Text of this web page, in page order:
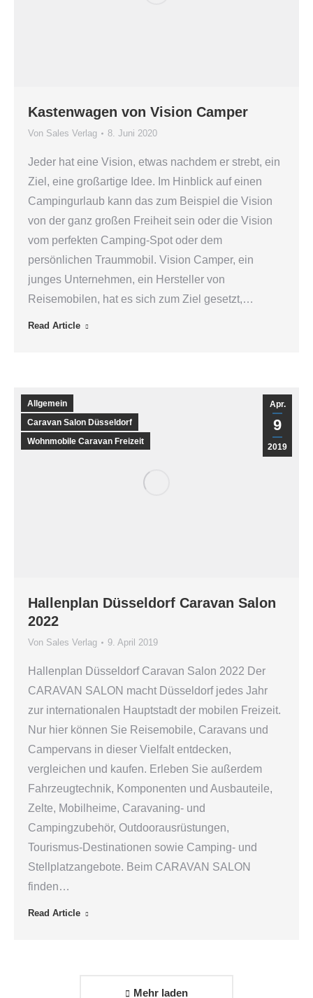
Kastenwagen von Vision Camper
Von Sales Verlag 8. Juni 2020
Jeder hat eine Vision, etwas nachdem er strebt, ein
Ziel, eine großartige Idee. Im Hinblick auf einen
Campingurlaub kann das zum Beispiel die Vision
von der ganz großen Freiheit sein oder die Vision
vom perfekten Camping-Spot oder dem
persönlichen Traummobil. Vision Camper, ein
junges Unternehmen, ein Hersteller von
Reisemobilen, hat es sich zum Ziel gesetzt,…
Read Article
Apr.
9
2019
Allgemein
Caravan Salon Düsseldorf
Wohnmobile Caravan Freizeit
Hallenplan Düsseldorf Caravan Salon
2022
Von Sales Verlag 9. April 2019
Hallenplan Düsseldorf Caravan Salon 2022 Der
CARAVAN SALON macht Düsseldorf jedes Jahr
zur internationalen Hauptstadt der mobilen Freizeit.
Nur hier können Sie Reisemobile, Caravans und
Campervans in dieser Vielfalt entdecken,
vergleichen und kaufen. Erleben Sie außerdem
Fahrzeugtechnik, Komponenten und Ausbauteile,
Zelte, Mobilheime, Caravaning- und
Campingzubehör, Outdoorausrüstungen,
Tourismus-Destinationen sowie Camping- und
Stellplatzangebote. Beim CARAVAN SALON
finden…
Read Article
Mehr laden